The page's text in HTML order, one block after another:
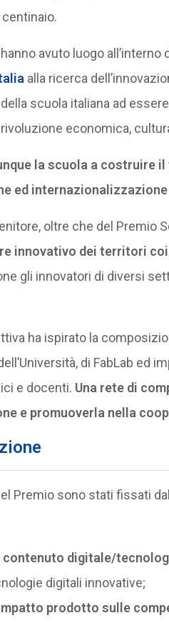
avuto luogo all’interno
alla ricerca
scuola italiana ad
economica,
la scuola a costruire
ed
oltre che del Premio
innovativo dei territori
gli innovatori di diversi
ha ispirato la
di FabLab ed
e docenti. Una rete di
e promuoverla nella
Premio sono stati fissati
contenuto digitale/
digitali innovative;
prodotto sulle